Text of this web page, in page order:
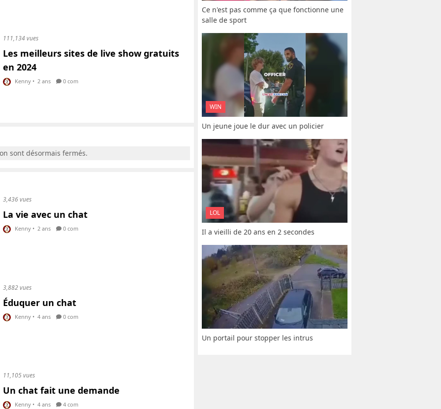
111,134 vues
Les meilleurs sites de live show gratuits
en 2024
Kenny • 2 ans 0 com
sont désormais fermés.
3,436 vues
La vie avec un chat
Kenny • 2 ans 0 com
3,882 vues
Éduquer un chat
Kenny • 4 ans 0 com
11,105 vues
Un chat fait une demande
Kenny • 4 ans 4 com
Ce n'est pas comme ça que fonctionne une
salle de sport
WIN
Un jeune joue le dur avec un policier
LOL
Il a vieilli de 20 ans en 2 secondes
Un portail pour stopper les intrus